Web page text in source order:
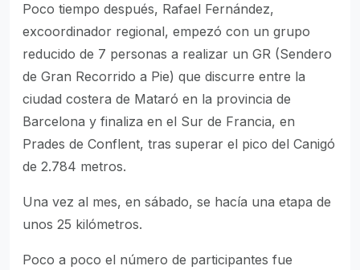
Poco tiempo después, Rafael Fernández,
excoordinador regional, empezó con un grupo
reducido de 7 personas a realizar un GR (Sendero
de Gran Recorrido a Pie) que discurre entre la
ciudad costera de Mataró en la provincia de
Barcelona y finaliza en el Sur de Francia, en
Prades de Conflent, tras superar el pico del Canigó
de 2.784 metros.
Una vez al mes, en sábado, se hacía una etapa de
unos 25 kilómetros.
Poco a poco el número de participantes fue